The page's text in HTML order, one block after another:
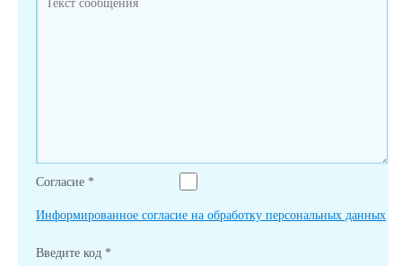
Согласие *
Информированное согласие на обработку персональных данных
Введите код *